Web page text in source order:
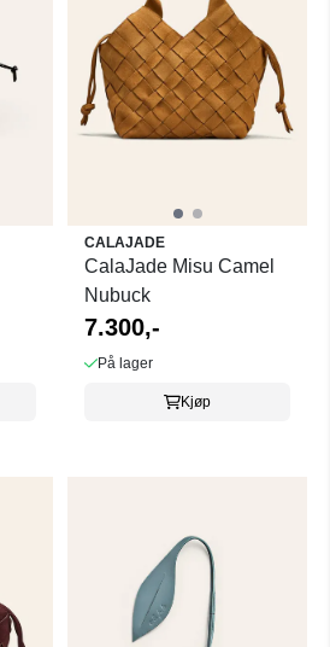
CALAJADE
CalaJade Misu Camel
Nubuck
7.300,-
På lager
Kjøp